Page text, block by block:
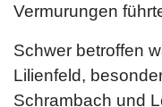
Vermurungen
Schwer betroffen
Lilienfeld,
Schrambach und